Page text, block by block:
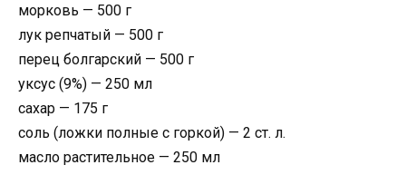
морковь — 500 г
лук репчатый — 500 г
перец болгарский — 500 г
уксус (9%) — 250 мл
сахар — 175 г
соль (ложки полные с горкой) — 2 ст. л.
масло растительное — 250 мл